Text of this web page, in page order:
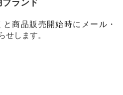
ブランド
と商品販売開始時にメール・
せします。